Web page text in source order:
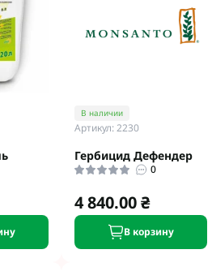
В наличии
Артикул: 2230
Гербицид Дефендер
0
4 840.00 ₴
В корзину